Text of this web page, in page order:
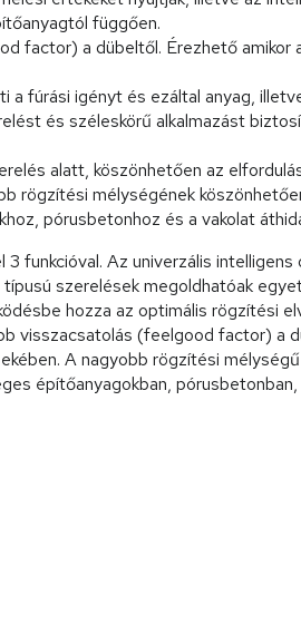
függően.
factor) a dübeltől. Érezhető amikor
a fúrási igényt és ezáltal anyag,
és széleskörű alkalmazást
alatt, köszönhetően az
rögzítési mélységének
pórusbetonhoz és a vakolat
funkcióval. Az univerzális intelligens
szerelések megoldhatóak
hozza az optimális rögzítési
visszacsatolás (feelgood factor) a
A nagyobb rögzítési
építőanyagokban, pórusbetonban,